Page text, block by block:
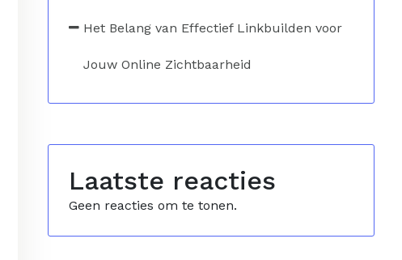
Het Belang van Effectief Linkbuilden voor
Jouw Online Zichtbaarheid
Laatste reacties
Geen reacties om te tonen.